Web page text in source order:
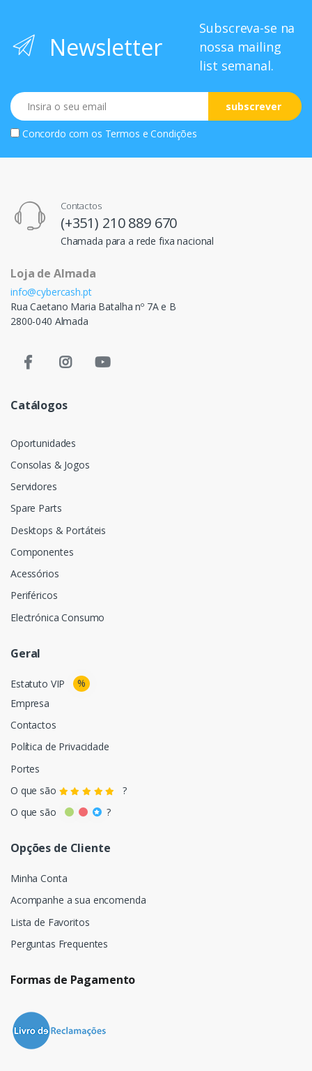
Newsletter
Subscreva-se na
nossa mailing
list semanal.
Email
subscrever
Concordo com os Termos e Condições
Contactos
(+351) 210 889 670
Chamada para a rede fixa nacional
Loja de Almada
info@cybercash.pt
Rua Caetano Maria Batalha nº 7A e B
2800-040 Almada
Catálogos
Oportunidades
Consolas & Jogos
Servidores
Spare Parts
Desktops & Portáteis
Componentes
Acessórios
Periféricos
Electrónica Consumo
Geral
Estatuto VIP
%
Empresa
Contactos
Política de Privacidade
Portes
O que são
?
O que são
?
Opções de Cliente
Minha Conta
Acompanhe a sua encomenda
Lista de Favoritos
Perguntas Frequentes
Formas de Pagamento